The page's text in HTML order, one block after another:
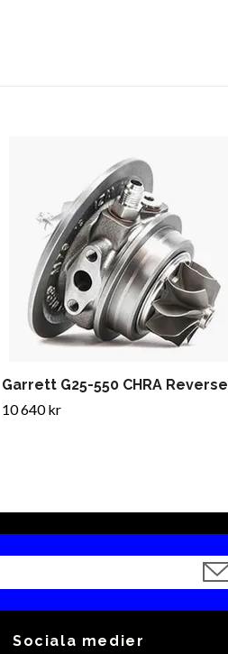
Garrett G25-550 CHRA Reverse
10 640 kr
Sociala medier